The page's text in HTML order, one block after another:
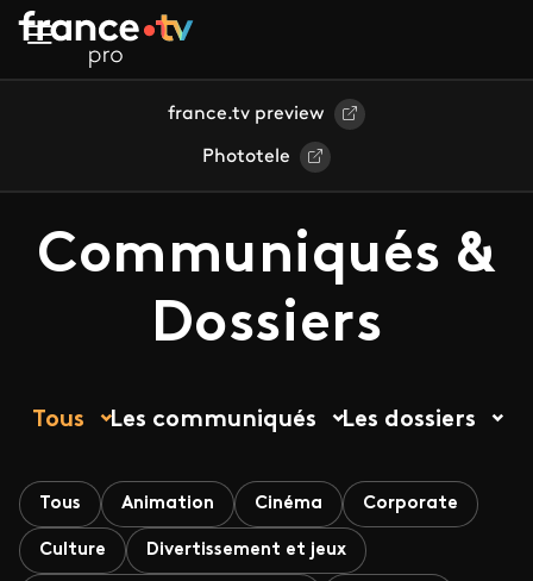
Aller au contenu principal
france.tv preview
Phototele
Communiqués &
Dossiers
Tous Les communiqués Les dossiers
Tous Animation Cinéma Corporate
Culture Divertissement et jeux